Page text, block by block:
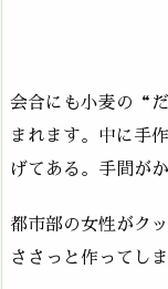
会合にも小麦の“
まれます。中に手
げてある。手間が
都市部の女性がク
ささっと作ってし